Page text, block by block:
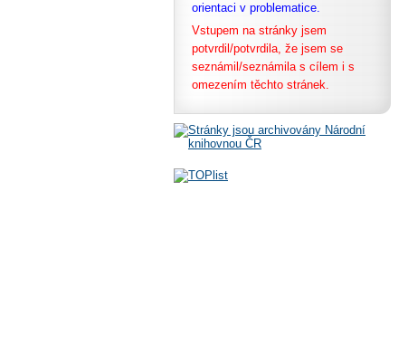
orientaci v problematice.
Vstupem na stránky jsem
potvrdil/potvrdila, že jsem se
seznámil/seznámila s cílem i s
omezením těchto stránek.